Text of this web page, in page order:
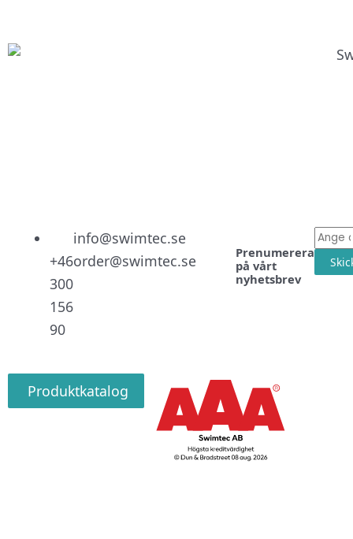
+46
300
156
90
info@swimtec.se
order@swimtec.se
Prenumerera
på vårt
nyhetsbrev
E-
post
Produktkatalog